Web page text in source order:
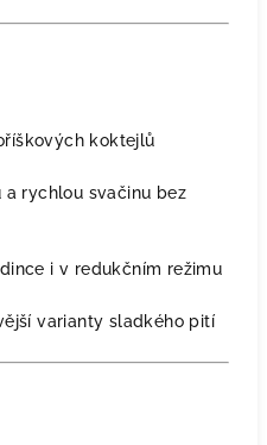
koktejlů
a rychlou svačinu bez
i v redukčním režimu
varianty sladkého pití